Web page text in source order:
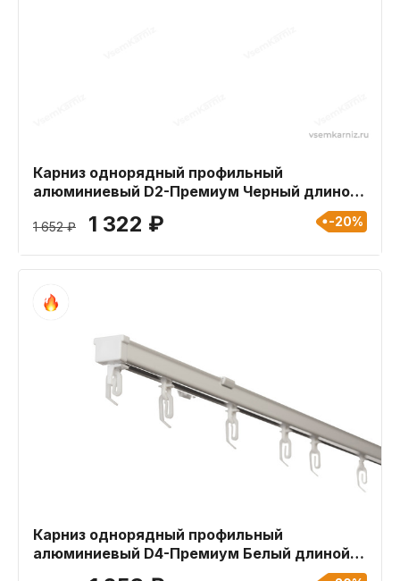
Карниз однорядный профильный
алюминиевый D2-Премиум Черный длиной
1 652 ₽ 1 322 ₽ -20%
Карниз однорядный профильный
алюминиевый D4-Премиум Белый длиной